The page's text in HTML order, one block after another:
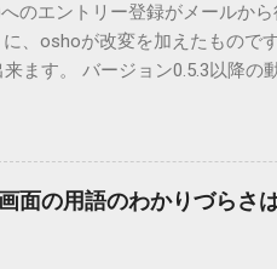
のエントリー登録がメールか
、oshoが改変を加えたもので
ます。 バージョン0.5.3以降の
リース）※0.6.3を公開してい
定を求める方は0.5.3を、新版
までのバージョンに、エント
アップデートを強くお勧めして
ください。 （Windowsから解
面の用語のわかりづらさ